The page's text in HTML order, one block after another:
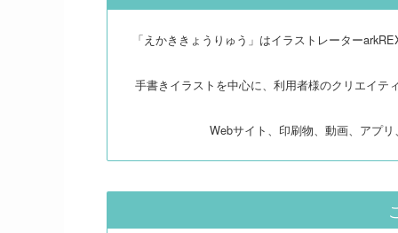
「えかききょうりゅう」はイラストレーター
手書きイラストを中心に、利用者様のクリエイテ
Webサイト、印刷物、動画、アプ